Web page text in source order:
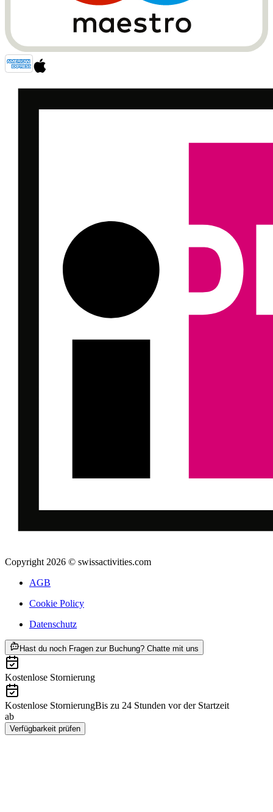
Copyright 2026 © swissactivities.com
AGB
Cookie Policy
Datenschutz
Hast du noch Fragen zur Buchung? Chatte mit uns
Kostenlose Stornierung
Kostenlose StornierungBis zu 24 Stunden vor der Startzeit
ab
Verfügbarkeit prüfen